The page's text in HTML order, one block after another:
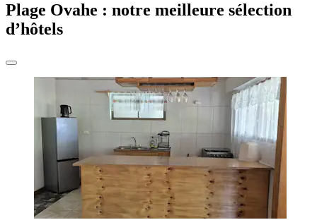
Plage Ovahe : notre meilleure sélection
d’hôtels